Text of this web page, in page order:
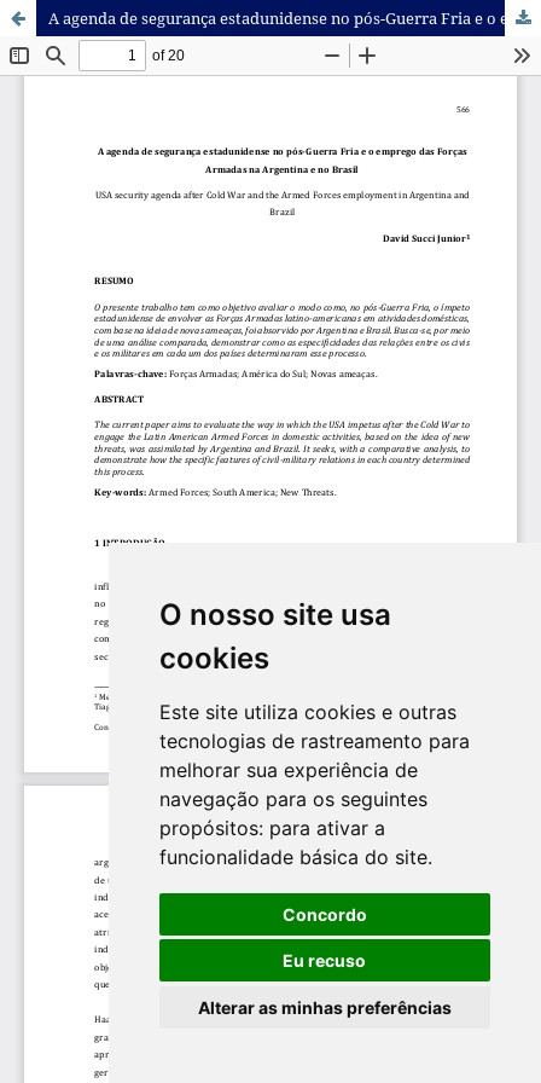
O nosso site usa
cookies
Este site utiliza cookies e outras
tecnologias de rastreamento para
melhorar sua experiência de
navegação para os seguintes
propósitos: para ativar a
funcionalidade básica do site.
Concordo
Eu recuso
Alterar as minhas preferências
A agenda de segurança estadunidense no pós-Guerra Fria e o emprego das Forças Armadas na Argentina e no Brasil